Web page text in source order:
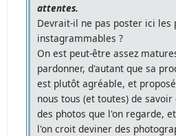
attentes.
Devrait-il ne pas poster ici les
instagrammables ?
On est peut-être assez
pardonner, d'autant que sa
est plutôt agréable, et
nous tous (et toutes) de
des photos que l'on regarde,
l'on croit deviner des